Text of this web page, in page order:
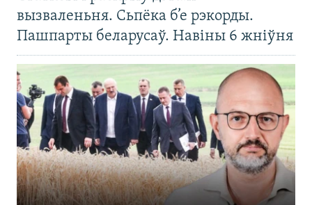
вызваленьня. Сьпёка б’е рэкорды.
Пашпарты беларусаў. Навіны 6 жніўня